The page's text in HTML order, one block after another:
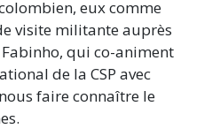
eux comme
visite militante auprès
Fabinho, qui co-animent
de la CSP avec
faire connaître le